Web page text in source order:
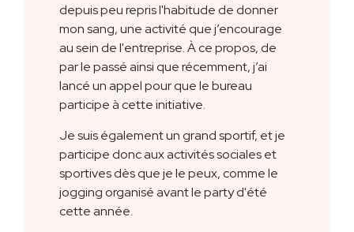
depuis peu repris l'habitude de donner
mon sang, une activité que j’encourage
au sein de l'entreprise. À ce propos, de
par le passé ainsi que récemment, j’ai
lancé un appel pour que le bureau
participe à cette initiative.
Je suis également un grand sportif, et je
participe donc aux activités sociales et
sportives dès que je le peux, comme le
jogging organisé avant le party d'été
cette année.